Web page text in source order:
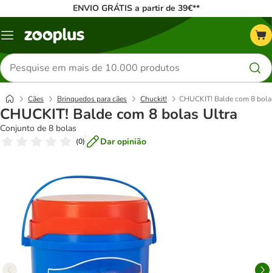
ENVIO GRÁTIS a partir de 39€**
Menu
Pesquisar
produtos
Cães Brinquedos para cães Chuckit! CHUCKIT! Balde com 8
CHUCKIT! Balde com 8 bolas Ultra
Conjunto de 8 bolas
(0) Dar opinião